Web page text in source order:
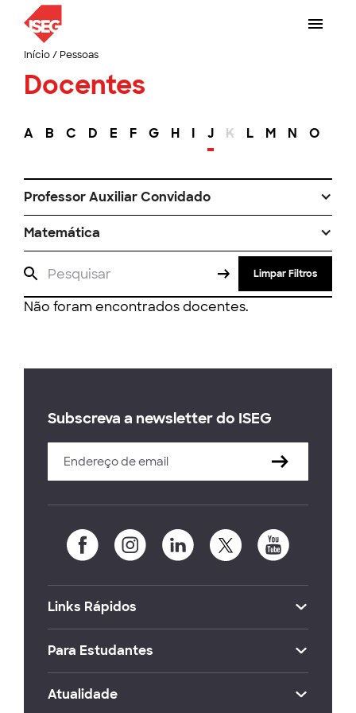
Início/ Pessoas
Docentes
A B C D E F G H I J K L M N O
Professor Auxiliar Convidado
Matemática
Limpar Filtros
Não foram encontrados docentes.
Subscreva a newsletter do ISEG
Links Rápidos
Para Estudantes
Atualidade